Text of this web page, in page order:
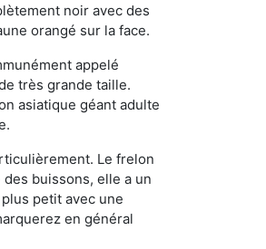
noir avec des
orangé sur la face.
appelé
très grande taille.
asiatique géant adulte
Le frelon
buissons, elle a un
petit avec une
en général